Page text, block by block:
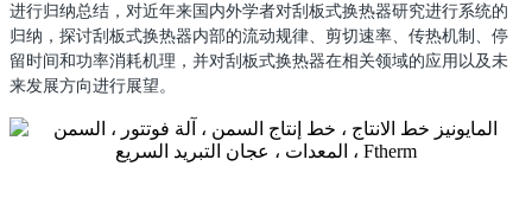
进行归纳总结，对近年来国内外学者对刮板式换热器研究进行系统的
归纳，探讨刮板式换热器内部的流动规律、剪切速率、传热机制、停
留时间和功率消耗机理，并对刮板式换热器在相关领域的应用以及未
来发展方向进行展望。